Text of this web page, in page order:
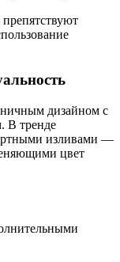
дизайном с
В тренде
изливами —
цвет